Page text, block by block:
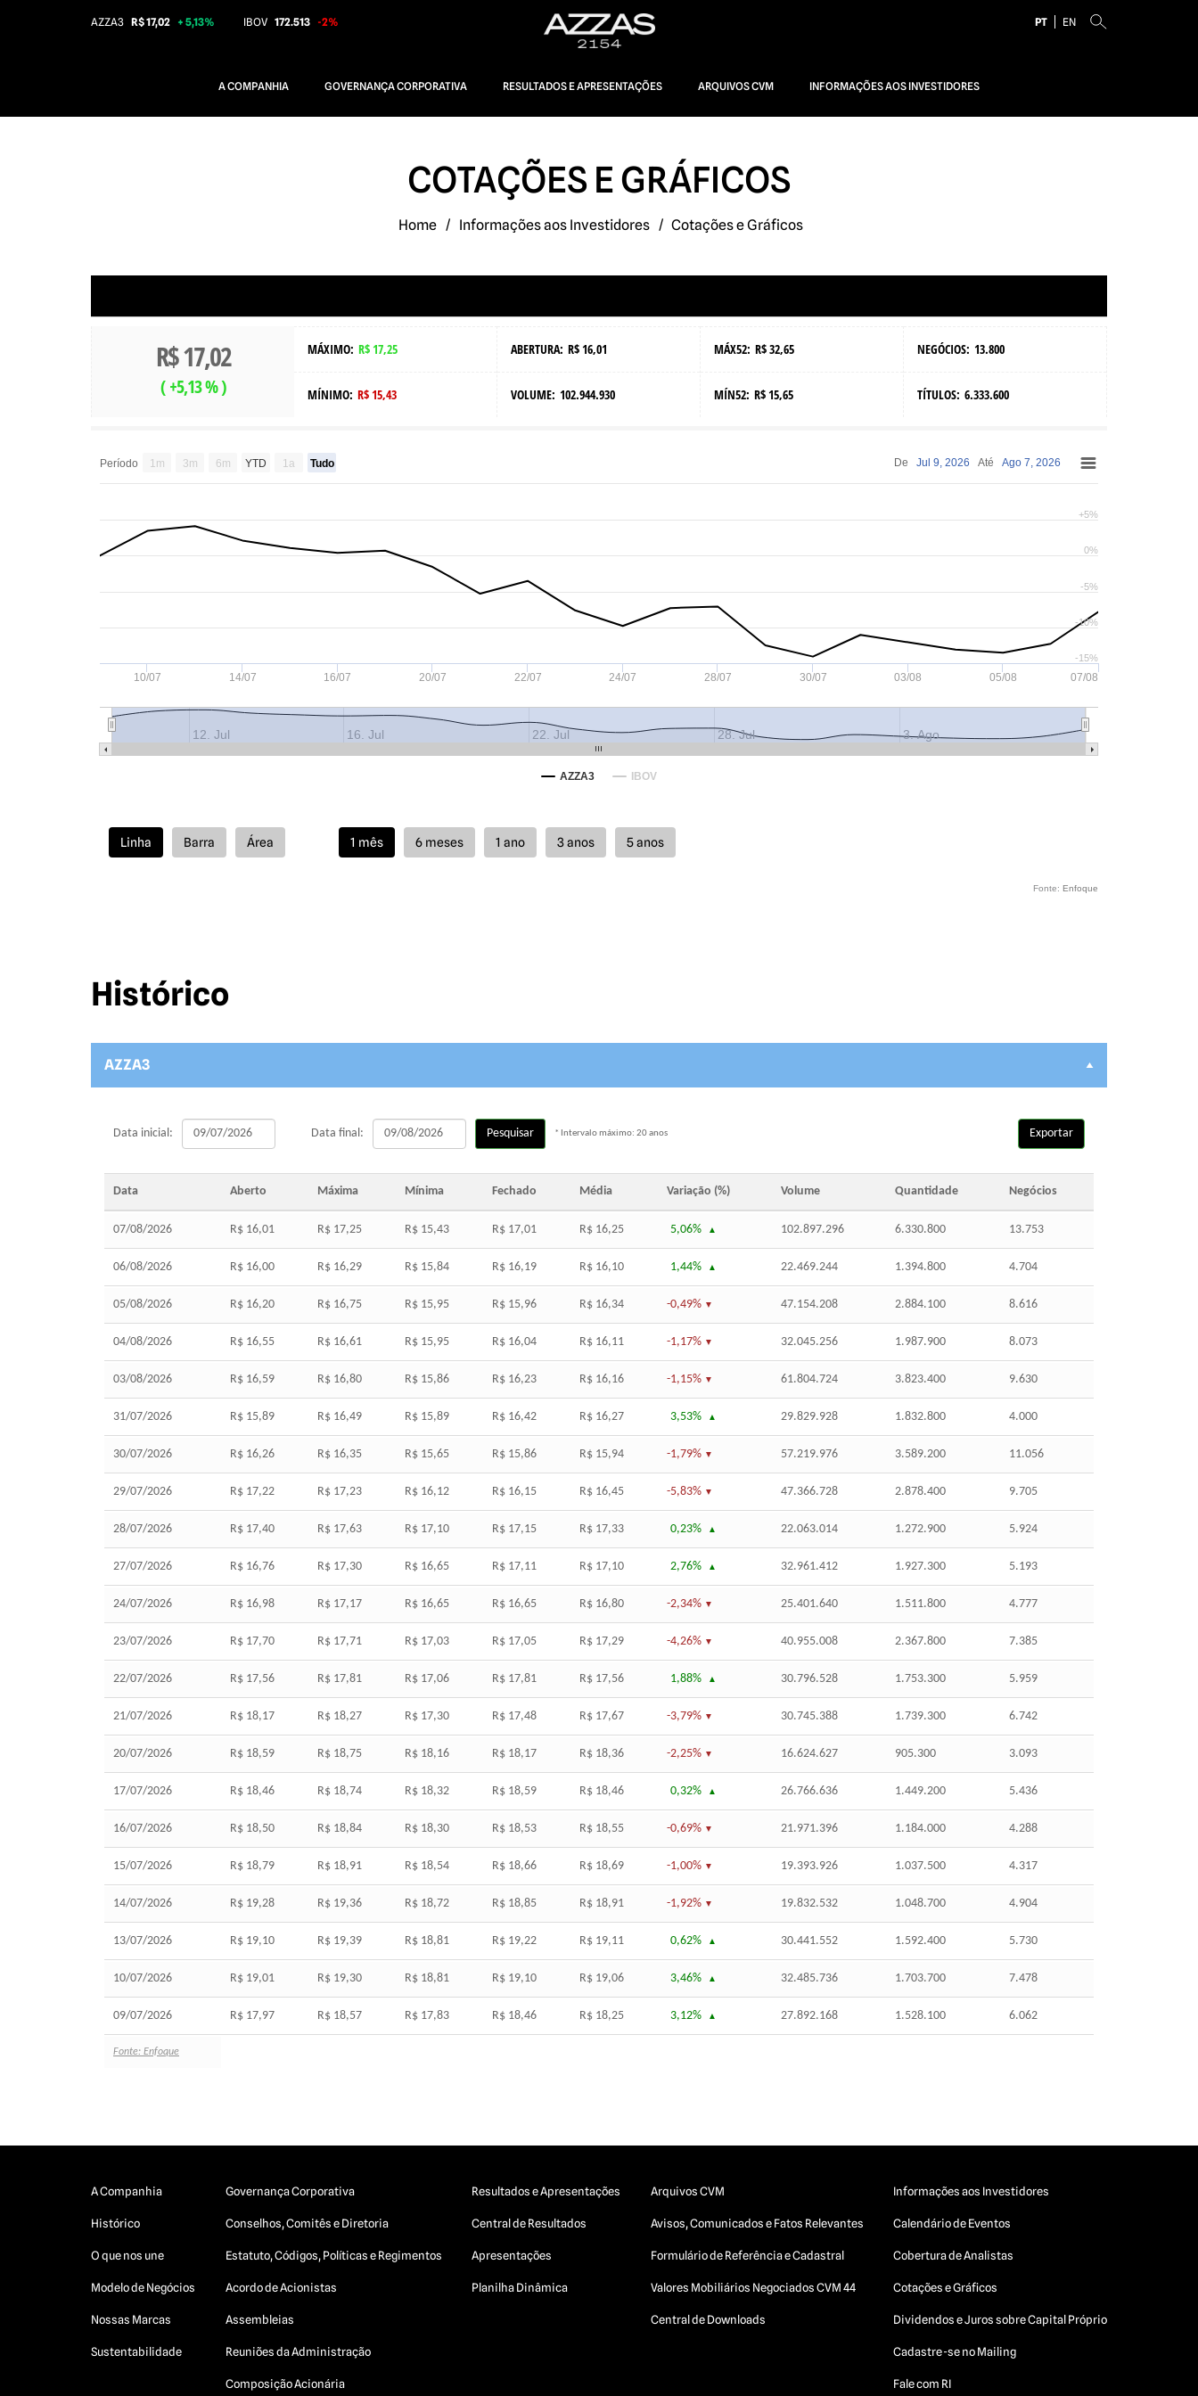
AZZA3 R$ 17,02 + 5,13% IBOV 172.513 -2% PT EN
A COMPANHIA GOVERNANÇA CORPORATIVA RESULTADOS E APRESENTAÇÕES ARQUIVOS CVM INFORMAÇÕES AOS INVESTIDORES
COTAÇÕES E GRÁFICOS
Home / Informações aos Investidores / Cotações e Gráficos
R$ 17,02
( +5,13 %)
MÁXIMO: R$ 17,25
MÍNIMO: R$ 15,43
ABERTURA: R$ 16,01
VOLUME: 102.944.930
MÁX52: R$ 32,65
MÍN52: R$ 15,65
NEGÓCIOS: 13.800
TÍTULOS: 6.333.600
10/07 14/07 16/07 20/07 22/07 24/07 28/07 30/07 03/08 05/08 07/08
12. Jul 16. Jul 22. Jul 28. Jul 3. Ago
-15%
-10%
-5%
0%
+5%
Período 1m 3m 6m YTD 1a Tudo De Jul 9, 2026 Até Ago 7, 2026
AZZA3 IBOV
Fonte: Enfoque
Histórico
AZZA3
Data inicial: Data final: Pesquisar * Intervalo máximo: 20 anos Exportar
Data Aberto Máxima Mínima Fechado Média Variação (%) Volume Quantidade Negócios
07/08/2026 R$ 16,01 R$ 17,25 R$ 15,43 R$ 17,01 R$ 16,25 5,06% 102.897.296 6.330.800 13.753
06/08/2026 R$ 16,00 R$ 16,29 R$ 15,84 R$ 16,19 R$ 16,10 1,44% 22.469.244 1.394.800 4.704
05/08/2026 R$ 16,20 R$ 16,75 R$ 15,95 R$ 15,96 R$ 16,34 -0,49% 47.154.208 2.884.100 8.616
04/08/2026 R$ 16,55 R$ 16,61 R$ 15,95 R$ 16,04 R$ 16,11 -1,17% 32.045.256 1.987.900 8.073
03/08/2026 R$ 16,59 R$ 16,80 R$ 15,86 R$ 16,23 R$ 16,16 -1,15% 61.804.724 3.823.400 9.630
31/07/2026 R$ 15,89 R$ 16,49 R$ 15,89 R$ 16,42 R$ 16,27 3,53% 29.829.928 1.832.800 4.000
30/07/2026 R$ 16,26 R$ 16,35 R$ 15,65 R$ 15,86 R$ 15,94 -1,79% 57.219.976 3.589.200 11.056
29/07/2026 R$ 17,22 R$ 17,23 R$ 16,12 R$ 16,15 R$ 16,45 -5,83% 47.366.728 2.878.400 9.705
28/07/2026 R$ 17,40 R$ 17,63 R$ 17,10 R$ 17,15 R$ 17,33 0,23% 22.063.014 1.272.900 5.924
27/07/2026 R$ 16,76 R$ 17,30 R$ 16,65 R$ 17,11 R$ 17,10 2,76% 32.961.412 1.927.300 5.193
24/07/2026 R$ 16,98 R$ 17,17 R$ 16,65 R$ 16,65 R$ 16,80 -2,34% 25.401.640 1.511.800 4.777
23/07/2026 R$ 17,70 R$ 17,71 R$ 17,03 R$ 17,05 R$ 17,29 -4,26% 40.955.008 2.367.800 7.385
22/07/2026 R$ 17,56 R$ 17,81 R$ 17,06 R$ 17,81 R$ 17,56 1,88% 30.796.528 1.753.300 5.959
21/07/2026 R$ 18,17 R$ 18,27 R$ 17,30 R$ 17,48 R$ 17,67 -3,79% 30.745.388 1.739.300 6.742
20/07/2026 R$ 18,59 R$ 18,75 R$ 18,16 R$ 18,17 R$ 18,36 -2,25% 16.624.627 905.300 3.093
17/07/2026 R$ 18,46 R$ 18,74 R$ 18,32 R$ 18,59 R$ 18,46 0,32% 26.766.636 1.449.200 5.436
16/07/2026 R$ 18,50 R$ 18,84 R$ 18,30 R$ 18,53 R$ 18,55 -0,69% 21.971.396 1.184.000 4.288
15/07/2026 R$ 18,79 R$ 18,91 R$ 18,54 R$ 18,66 R$ 18,69 -1,00% 19.393.926 1.037.500 4.317
14/07/2026 R$ 19,28 R$ 19,36 R$ 18,72 R$ 18,85 R$ 18,91 -1,92% 19.832.532 1.048.700 4.904
13/07/2026 R$ 19,10 R$ 19,39 R$ 18,81 R$ 19,22 R$ 19,11 0,62% 30.441.552 1.592.400 5.730
10/07/2026 R$ 19,01 R$ 19,30 R$ 18,81 R$ 19,10 R$ 19,06 3,46% 32.485.736 1.703.700 7.478
09/07/2026 R$ 17,97 R$ 18,57 R$ 17,83 R$ 18,46 R$ 18,25 3,12% 27.892.168 1.528.100 6.062
Fonte: Enfoque
A Companhia
Histórico
O que nos une
Modelo de Negócios
Nossas Marcas
Sustentabilidade
Governança Corporativa
Conselhos, Comitês e Diretoria
Estatuto, Códigos, Políticas e Regimentos
Acordo de Acionistas
Assembleias
Reuniões da Administração
Composição Acionária
Resultados e Apresentações
Central de Resultados
Apresentações
Planilha Dinâmica
Arquivos CVM
Avisos, Comunicados e Fatos Relevantes
Formulário de Referência e Cadastral
Valores Mobiliários Negociados CVM 44
Central de Downloads
Informações aos Investidores
Calendário de Eventos
Cobertura de Analistas
Cotações e Gráficos
Dividendos e Juros sobre Capital Próprio
Cadastre-se no Mailing
Fale com RI